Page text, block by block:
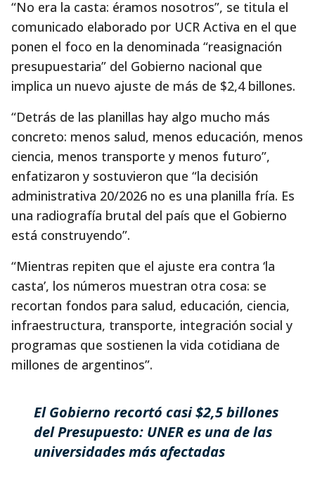
“No era la casta: éramos nosotros”, se titula el
comunicado elaborado por UCR Activa en el que
ponen el foco en la denominada “reasignación
presupuestaria” del Gobierno nacional que
implica un nuevo ajuste de más de $2,4 billones.
“Detrás de las planillas hay algo mucho más
concreto: menos salud, menos educación, menos
ciencia, menos transporte y menos futuro”,
enfatizaron y sostuvieron que “la decisión
administrativa 20/2026 no es una planilla fría. Es
una radiografía brutal del país que el Gobierno
está construyendo”.
“Mientras repiten que el ajuste era contra ‘la
casta’, los números muestran otra cosa: se
recortan fondos para salud, educación, ciencia,
infraestructura, transporte, integración social y
programas que sostienen la vida cotidiana de
millones de argentinos”.
El Gobierno recortó casi $2,5 billones
del Presupuesto: UNER es una de las
universidades más afectadas